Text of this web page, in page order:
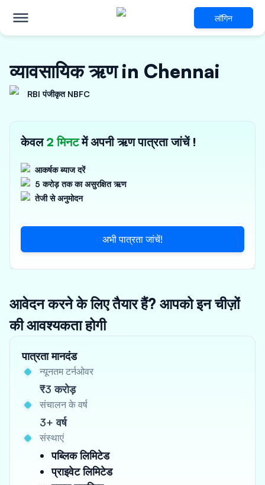
लॉगिन
व्यावसायिक ऋण in Chennai
RBI पंजीकृत NBFC
केवल2 मिनटमें अपनी ऋण पात्रता जांचें !
आकर्षक ब्याज दरें
5 करोड़ तक का असुरक्षित ऋण
तेजी से अनुमोदन
अभी पात्रता जांचें!
आवेदन करने के लिए तैयार हैं? आपको इन चीज़ों
की आवश्यकता होगी
पात्रता मानदंड
न्यूनतम टर्नओवर
₹3 करोड़
संचालन के वर्ष
3+ वर्ष
संस्थाएं
पब्लिक लिमिटेड
प्राइवेट लिमिटेड